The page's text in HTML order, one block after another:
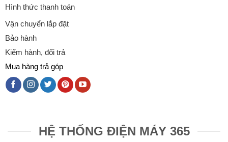
Hình thức thanh toán
Vận chuyển lắp đặt
Bảo hành
Kiểm hành, đổi trả
Mua hàng trả góp
HỆ THỐNG ĐIỆN MÁY 365